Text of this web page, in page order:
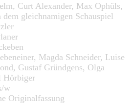
Curt Alexander, Max Ophüls,
gleichnamigen Schauspiel
Magda Schneider, Luise
Gustaf Gründgens, Olga
Hörbiger
w
Originalfassung